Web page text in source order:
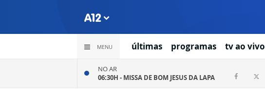
MENU últimas programas tv ao vivo
NO AR
06:30H - MISSA DE BOM JESUS DA LAPA